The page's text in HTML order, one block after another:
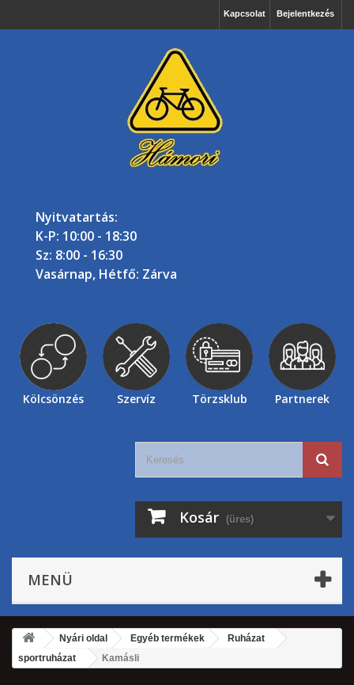
Bejelentkezés
Kapcsolat
Nyitvatartás:
K-P: 10:00 - 18:30
Sz: 8:00 - 16:30
Vasárnap, Hétfő: Zárva
Kölcsönzés Szervíz Törzsklub Partnerek
Kosár (üres)
MENÜ
Nyári oldal Egyéb termékek
Ruházat
sportruházat
Kamásli